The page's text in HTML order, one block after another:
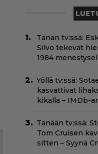
Tänän tv:ssä:
Silvo tekevät
1984
Yöllä tv:ssä:
kasvattivat
kikalla – IMDb-
Tänään tv:ssä:
Tom Cruisen
sitten – Syynä